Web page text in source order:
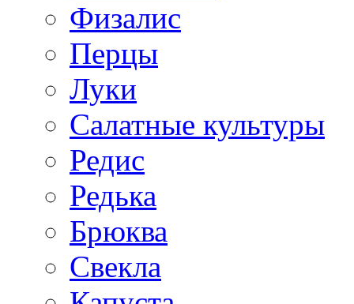
Физалис
Перцы
Луки
Салатные культуры
Редис
Редька
Брюква
Свекла